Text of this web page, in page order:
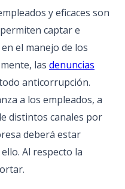
y eficaces son
captar e
el manejo de los
las denuncias
anticorrupción.
a los empleados, a
distintos canales por
deberá estar
Al respecto la